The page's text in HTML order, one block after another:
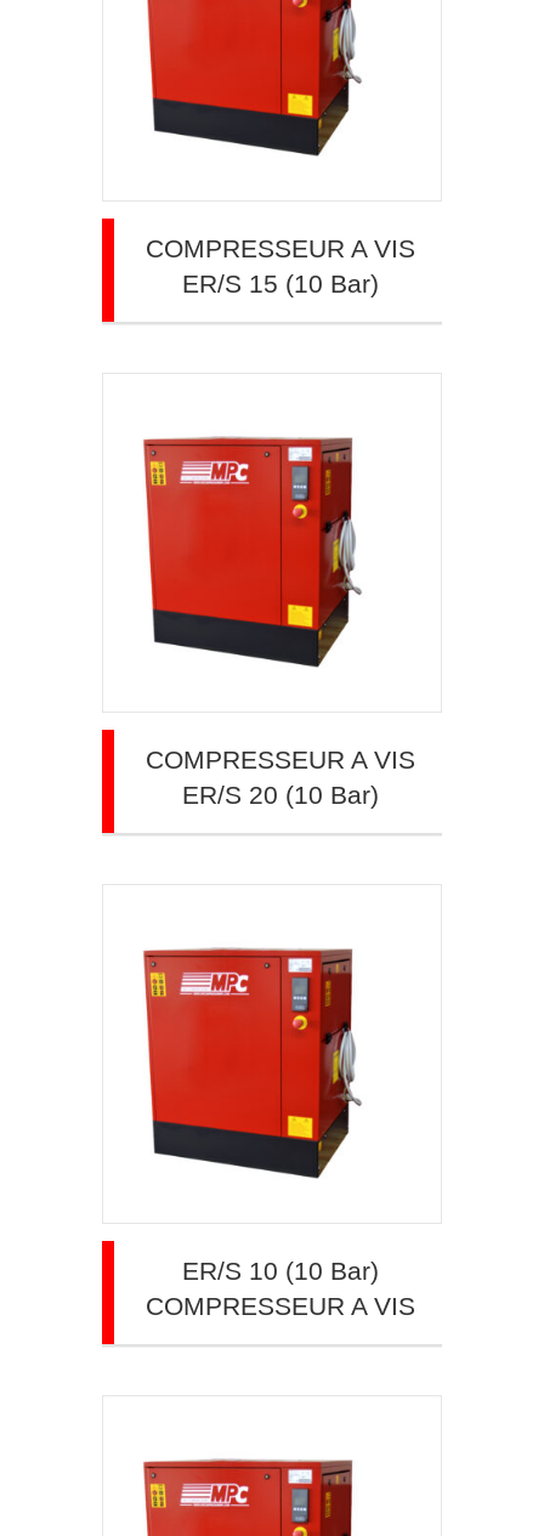
COMPRESSEUR A VIS
ER/S 15 (10 Bar)
COMPRESSEUR A VIS
ER/S 20 (10 Bar)
ER/S 10 (10 Bar)
COMPRESSEUR A VIS